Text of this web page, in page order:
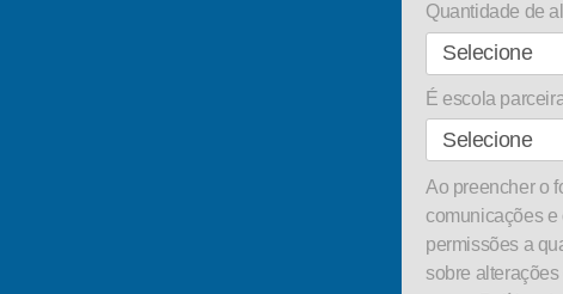
Quantidade de
É escola
Ao preencher o
comunicações e
permissões a
sobre